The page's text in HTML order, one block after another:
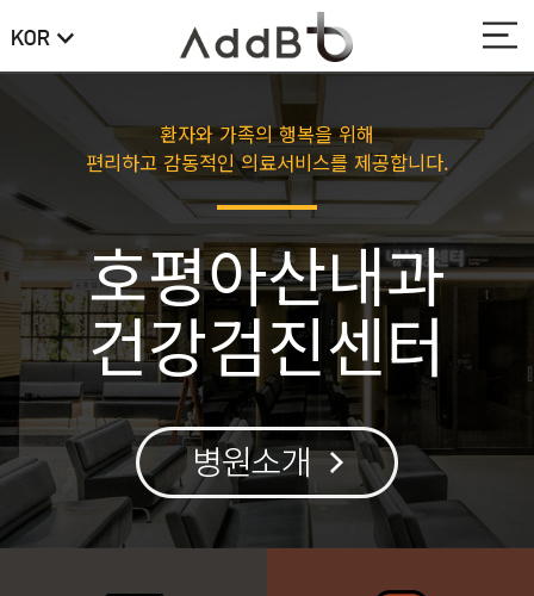
환자와 가족의 행복을 위해
편리하고 감동적인 의료서비스를 제공합니다.
호평아산내과
건강검진센터